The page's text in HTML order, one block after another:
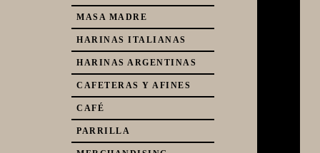
MASA MADRE
HARINAS ITALIANAS
HARINAS ARGENTINAS
CAFETERAS Y AFINES
CAFÉ
PARRILLA